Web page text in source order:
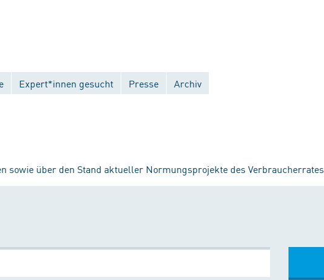
Expert*innen gesucht Presse Archiv
über den Stand aktueller Normungsprojekte des Verbraucherrates